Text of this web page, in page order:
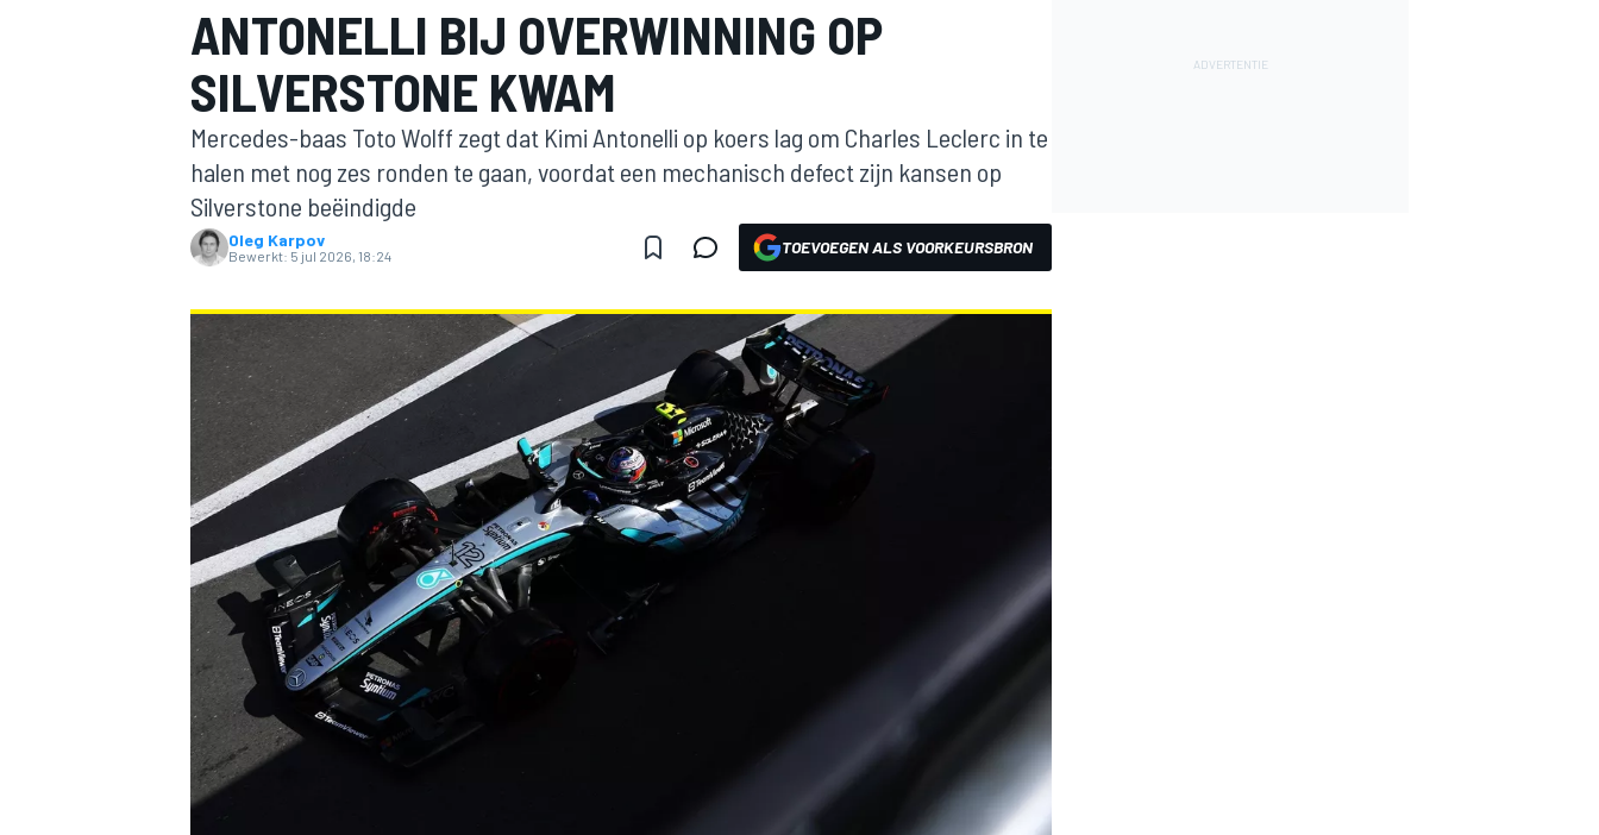
MOTOGP
INDYCAR
ANTONELLI BIJ OVERWINNING OP
SILVERSTONE KWAM
Mercedes-baas Toto Wolff zegt dat Kimi Antonelli op koers lag om Charles Leclerc in te
halen met nog zes ronden te gaan, voordat een mechanisch defect zijn kansen op
Silverstone beëindigde
Oleg Karpov
Bewerkt: 5 jul 2026, 18:24 TOEVOEGEN ALS VOORKEURSBRON